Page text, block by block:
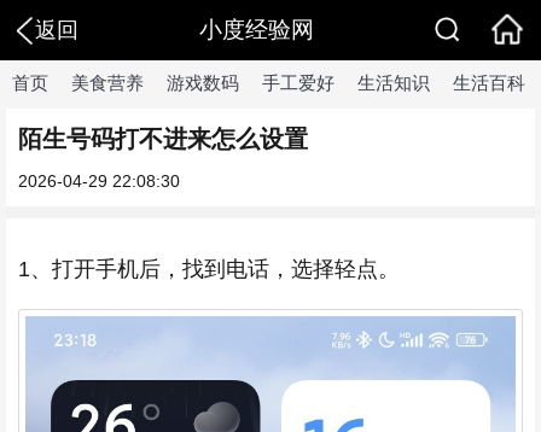
返回 小度经验网
首页 美食营养 游戏数码 手工爱好 生活知识 生活百科
陌生号码打不进来怎么设置
2026-04-29 22:08:30
1、打开手机后，找到电话，选择轻点。